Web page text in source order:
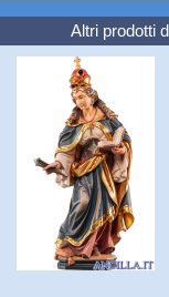
Altri prodotti